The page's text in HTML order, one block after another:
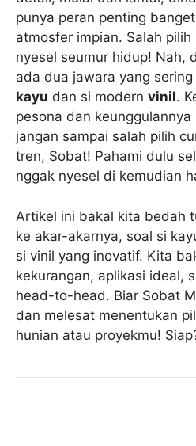
punya peran penting
atmosfer impian. Salah
nyesel seumur hidup! Nah,
ada dua jawara yang
kayu dan si modern vinil.
pesona dan
jangan sampai salah pilih
tren, Sobat! Pahami dulu
nggak nyesel di kemudian
Artikel ini bakal kita bedah
ke akar-akarnya, soal si
si vinil yang inovatif. Kita
kekurangan, aplikasi ideal,
head-to-head. Biar Sobat
dan melesat menentukan
hunian atau proyekmu!